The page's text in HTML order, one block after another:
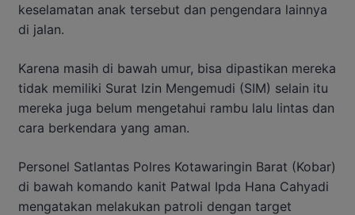
keselamatan anak tersebut dan pengendara lainnya
di jalan.
Karena masih di bawah umur, bisa dipastikan mereka
tidak memiliki Surat Izin Mengemudi (SIM) selain itu
mereka juga belum mengetahui rambu lalu lintas dan
cara berkendara yang aman.
Personel Satlantas Polres Kotawaringin Barat (Kobar)
di bawah komando kanit Patwal Ipda Hana Cahyadi
mengatakan melakukan patroli dengan target